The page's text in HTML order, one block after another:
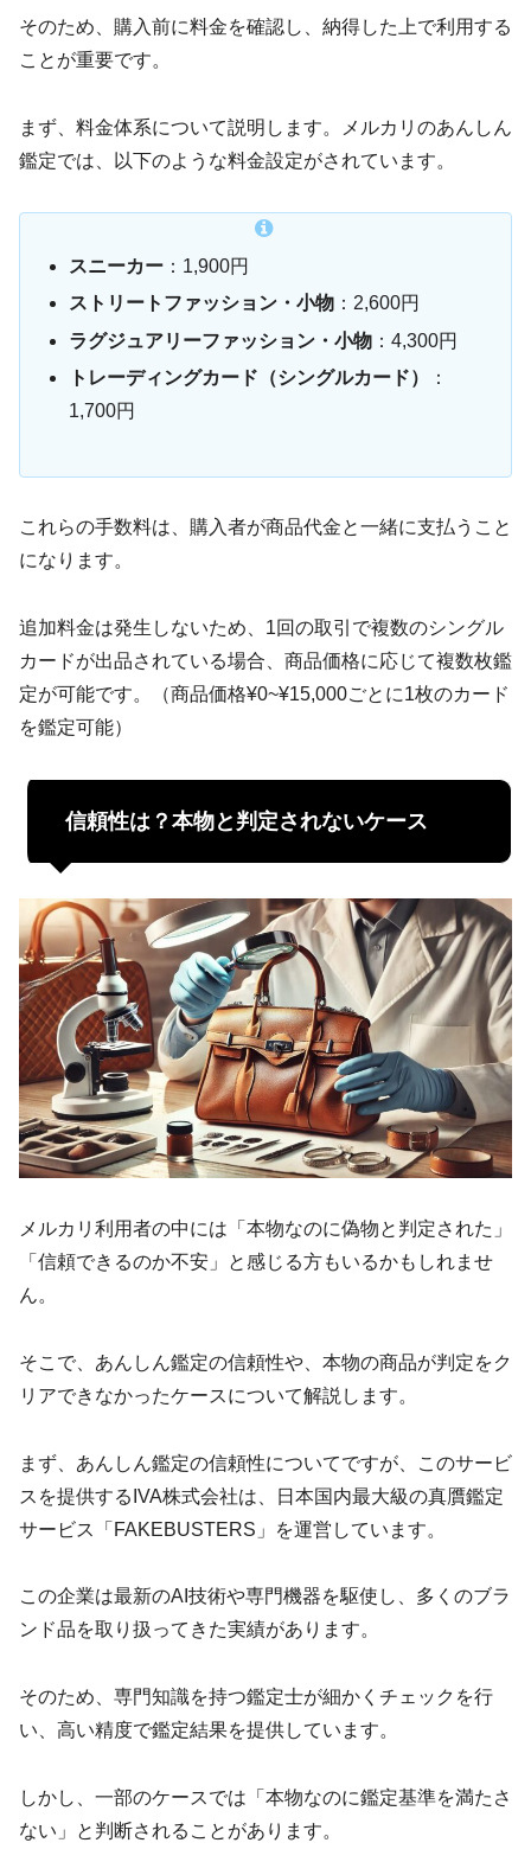
そのため、購入前に料金を確認し、納得した上で利用する
ことが重要です。
まず、料金体系について説明します。メルカリのあんしん
鑑定では、以下のような料金設定がされています。
スニーカー ：1,900円
ストリートファッション・小物 ：2,600円
ラグジュアリーファッション・小物 ：4,300円
トレーディングカード（シングルカード）
：
1,700円
これらの手数料は、購入者が商品代金と一緒に支払うこと
になります。
追加料金は発生しないため、1回の取引で複数のシングル
カードが出品されている場合、商品価格に応じて複数枚鑑
定が可能です。（商品価格¥0~¥15,000ごとに1枚のカード
を鑑定可能）
信頼性は？本物と判定されないケース
メルカリ利用者の中には「本物なのに偽物と判定された」
「信頼できるのか不安」と感じる方もいるかもしれませ
ん。
そこで、あんしん鑑定の信頼性や、本物の商品が判定をク
リアできなかったケースについて解説します。
まず、あんしん鑑定の信頼性についてですが、このサービ
スを提供するIVA株式会社は、日本国内最大級の真贋鑑定
サービス「FAKEBUSTERS」を運営しています。
この企業は最新のAI技術や専門機器を駆使し、多くのブラ
ンド品を取り扱ってきた実績があります。
そのため、専門知識を持つ鑑定士が細かくチェックを行
い、高い精度で鑑定結果を提供しています。
しかし、一部のケースでは「本物なのに鑑定基準を満たさ
ない」と判断されることがあります。